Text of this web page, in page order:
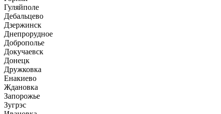
Гуляйполе
Дебальцево
Дзержинск
Днепрорудное
Доброполье
Докучаевск
Донецк
Дружковка
Енакиево
Ждановка
Запорожье
Зугрэс